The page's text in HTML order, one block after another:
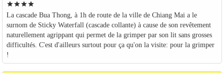
starstarstarstar
La cascade Bua Thong, à 1h de route de la ville de Chiang Mai a le
surnom de Sticky Waterfall (cascade collante) à cause de son revêtement
naturellement agrippant qui permet de la grimper par son lit sans grosses
difficultés. C'est d'ailleurs surtout pour ça qu'on la visite: pour la grimper
!